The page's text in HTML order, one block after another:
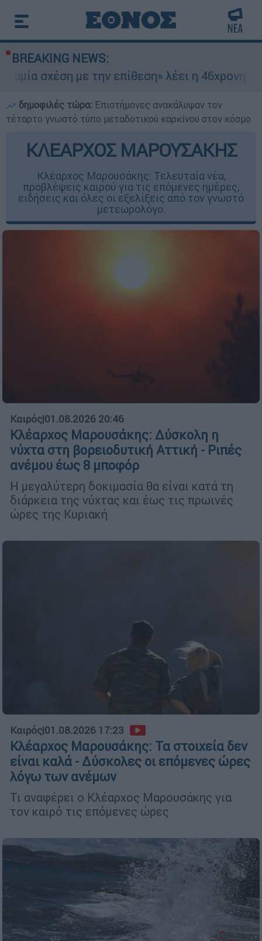
BREAKING NEWS:
με την επίθεση» λέει η 46χρονη - Τι
δημοφιλές τώρα: Επιστήμονες ανακάλυψαν τον
τέταρτο γνωστό τύπο μεταδοτικού καρκίνου στον κόσμο
ΚΛΕΑΡΧΟΣ ΜΑΡΟΥΣΑΚΗΣ
Κλέαρχος Μαρουσάκης: Τελευταία νέα,
προβλέψεις καιρού για τις επόμενες ημέρες,
ειδήσεις και όλες οι εξελίξεις από τον γνωστό
μετεωρολόγο.
Καιρός|01.08.2026 20:46
Κλέαρχος Μαρουσάκης: Δύσκολη η
νύχτα στη βορειοδυτική Αττική - Ριπές
ανέμου έως 8 μποφόρ
Η μεγαλύτερη δοκιμασία θα είναι κατά τη
διάρκεια της νύχτας και έως τις πρωινές
ώρες της Κυριακή
Καιρός|01.08.2026 17:23
Κλέαρχος Μαρουσάκης: Τα στοιχεία δεν
είναι καλά - Δύσκολες οι επόμενες ώρες
λόγω των ανέμων
Τι αναφέρει ο Κλέαρχος Μαρουσάκης για
τον καιρό τις επόμενες ώρες